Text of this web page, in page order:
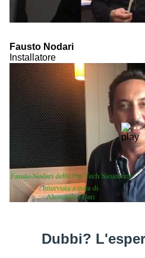
Fausto Nodari
Installatore
Dubbi?